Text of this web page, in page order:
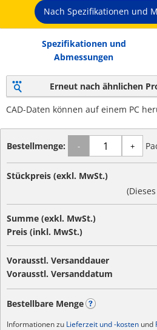
Nach Spezifikationen und
Spezifikationen und
Abmessungen
Erneut nach ähnlichen
CAD-Daten können auf einem PC
Bestellmenge: - +
Stückpreis (exkl. MwSt.)
Summe (exkl. MwSt.)
Preis (inkl. MwSt.)
Vorausstl. Versanddauer
Vorausstl. Versanddatum
Bestellbare Menge
Informationen zu Lieferzeit und -kosten und